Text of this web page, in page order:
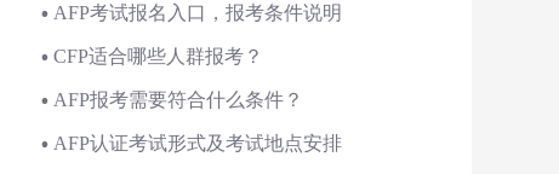
AFP考试报名入口，报考条件说明
CFP适合哪些人群报考？
AFP报考需要符合什么条件？
AFP认证考试形式及考试地点安排